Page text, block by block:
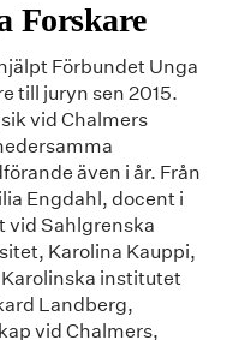
Forskare
Förbundet Unga
till juryn sen 2015.
vid Chalmers
även i år. Från
Engdahl, docent i
vid Sahlgrenska
Karolina Kauppi,
institutet
Landberg,
vid Chalmers,